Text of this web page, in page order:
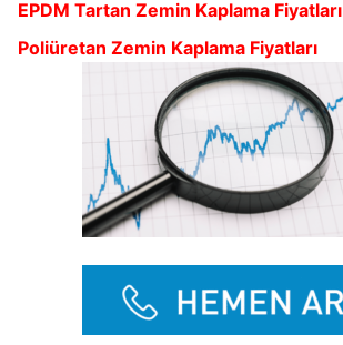
EPDM Tartan Zemin Kaplama Fiyatları
Poliüretan Zemin Kaplama Fiyatları